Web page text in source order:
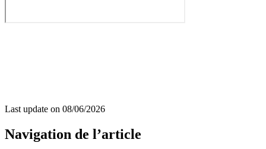
Last update on 08/06/2026
Navigation de l’article